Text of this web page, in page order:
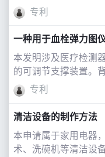
一般为大墨桶供墨，
时会触发报警，提醒
为机械结构的浮子开
专利
一种用于血栓弹力图
本发明涉及医疗检测
的可调节支撑装置。
聚集，凝血，纤溶等
设备。现有的血栓弹
结构对整体设备的水
专利
清洁设备的制作方法
本申请属于家用电器
术、洗碗机等清洁设